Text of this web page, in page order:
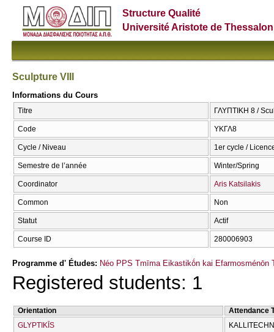
Structure Qualité
Université Aristote de
Sculpture VIII
Informations du Cours
Titre ΓΛΥΠΤΙΚΗ 8 /
Code ΥΚΓΛ8
Cycle / Niveau 1er cycle /
Semestre de l’année Winter/Spring
Coordinator Aris Katsilakis
Common Non
Statut Actif
Course ID 280006903
Programme d' Études: Néo PPS Tmīma Eikastikṓn kai Efarmosménōn
Registered students: 1
Orientation
Attendance
GLYPTIKĪS